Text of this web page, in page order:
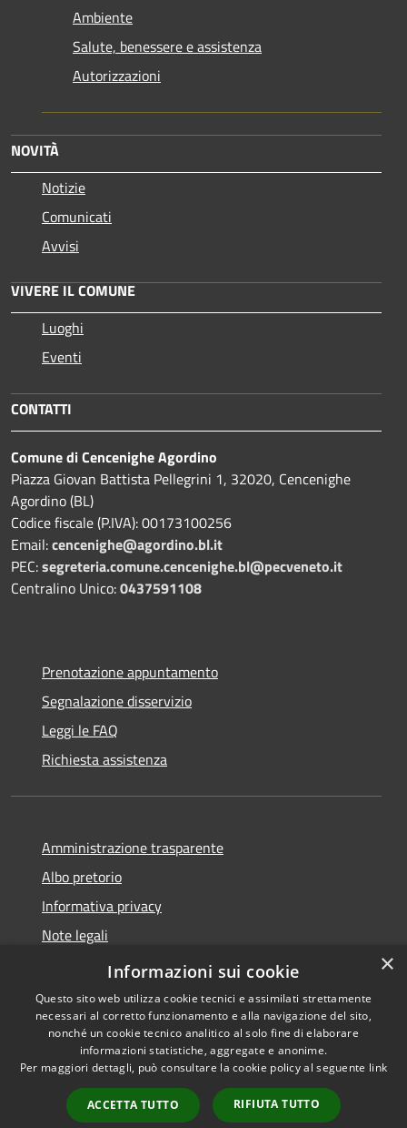
Ambiente
Salute, benessere e assistenza
Autorizzazioni
NOVITÀ
Notizie
Comunicati
Avvisi
VIVERE IL COMUNE
Luoghi
Eventi
CONTATTI
Comune di Cencenighe Agordino
Piazza Giovan Battista Pellegrini 1, 32020, Cencenighe
Agordino (BL)
Codice fiscale (P.IVA): 00173100256
Email:cencenighe@agordino.bl.it
PEC:segreteria.comune.cencenighe.bl@pecveneto.it
Centralino Unico:0437591108
Prenotazione appuntamento
Segnalazione disservizio
Leggi le FAQ
Richiesta assistenza
Amministrazione trasparente
Albo pretorio
Informativa privacy
Note legali
Dichiarazione di accessibilità
Accessibilità
Copyright © 2026 • Comune di
Cencenighe Agordino •
Powered byMunicipium
Accesso redazione
×
Informazioni sui cookie
Questo sito web utilizza cookie tecnici e assimilati strettamente
necessari al corretto funzionamento e alla navigazione del sito,
nonché un cookie tecnico analitico al solo fine di elaborare
informazioni statistiche, aggregate e anonime.
Per maggiori dettagli, può consultare la cookie policy al seguente link
ACCETTA TUTTO RIFIUTA TUTTO